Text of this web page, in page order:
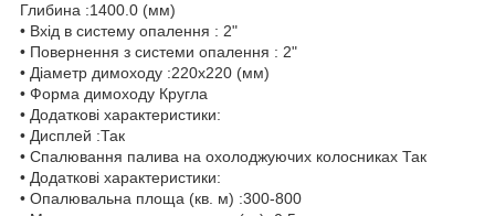
Глибина :1400.0 (мм)
• Вхід в систему опалення : 2"
• Повернення з системи опалення : 2"
• Діаметр димоходу :220х220 (мм)
• Форма димоходу Кругла
• Додаткові характеристики:
• Дисплей :Так
• Спалювання палива на охолоджуючих колосниках Так
• Додаткові характеристики:
• Опалювальна площа (кв. м) :300-800